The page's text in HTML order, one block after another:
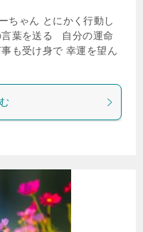
ちゃん とにかく行動し
葉を送る 自分の運命
も受け身で 幸運を望ん